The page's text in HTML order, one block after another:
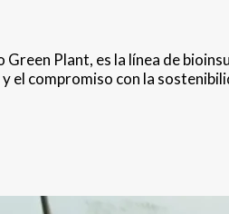
Green Plant, es la línea de
el compromiso con la